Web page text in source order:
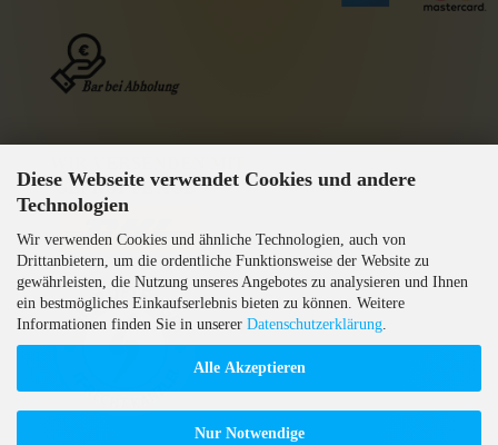
Diese Webseite verwendet Cookies und andere
Technologien
Wir verwenden Cookies und ähnliche Technologien, auch von
Drittanbietern, um die ordentliche Funktionsweise der Website zu
gewährleisten, die Nutzung unseres Angebotes zu analysieren und Ihnen
ein bestmögliches Einkaufserlebnis bieten zu können. Weitere
Informationen finden Sie in unserer Datenschutzerklärung
Alle Akzeptieren
Nur Notwendige
GEPRÜFTE AGB